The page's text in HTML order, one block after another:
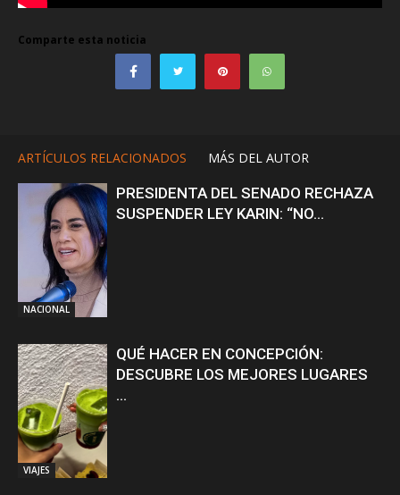
Comparte esta noticia
ARTÍCULOS RELACIONADOS MÁS DEL AUTOR
NACIONAL
PRESIDENTA DEL SENADO RECHAZA
SUSPENDER LEY KARIN: “NO...
VIAJES
QUÉ HACER EN CONCEPCIÓN:
DESCUBRE LOS MEJORES LUGARES
...